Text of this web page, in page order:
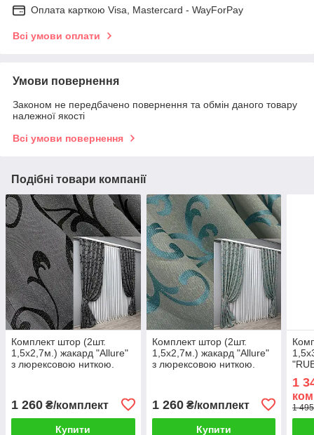
Оплата карткою Visa, Mastercard - WayForPay
Всі умови оплати
Умови повернення
Законом не передбачено повернення та обмін даного товару
належної якості
Всі умови повернення
Подібні товари компанії
Комплект штор (2шт.
1,5х2,7м.) жакард "Allure"
з люрексовою ниткою.
1 260 ₴/комплект
Купити
Комплект штор (2шт.
1,5х2,7м.) жакард "Allure"
з люрексовою ниткою.
1 260₴/комплект
Купити
1
1